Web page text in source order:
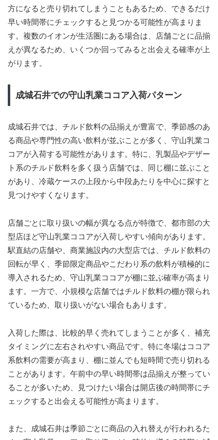
方になると売り切れてしまうこともあるため、できるだけ
早い時間帯にチェックすると見つかる可能性が高まりま
す。複数のイオンが生活圏にある場合は、店舗ごとに品揃
えが異なるため、いくつか回ってみると出会える確率が上
がります。
成城石井での守山乳業ココア入荷パターン
成城石井では、チルド飲料の品揃えが豊富で、季節感のあ
る商品や専門性の高い飲料が並ぶことが多く、守山乳業コ
コアが入荷する可能性があります。特に、乳製品やデザー
ト系のチルド飲料を多く扱う店舗では、同じ棚に並ぶこと
があり、冷蔵ケースの上段から中段あたりを中心に探すと
見つけやすくなります。
店舗ごとに取り扱いの幅が異なる点が特徴で、都市部の大
型店ほど守山乳業ココアが入荷しやすい傾向があります。
駅直結の店舗や、商業施設内の大型店では、チルド飲料の
回転が早く、季節限定商品やこだわり系の飲料が積極的に
導入されるため、守山乳業ココアが棚に並ぶ確率が高まり
ます。一方で、小規模な店舗ではチルド飲料の棚が限られ
ているため、取り扱いがない場合もあります。
入荷した際は、比較的早く売れてしまうことが多く、補充
タイミングに左右されやすい商品です。特に冬場はココア
系飲料の需要が高まり、棚に並んでも短時間で売り切れる
ことがあります。午前中の早い時間帯は品揃えが整ってい
ることが多いため、見つけたい場合は開店後の時間帯にチ
ェックすると出会える可能性が高まります。
また、成城石井は季節ごとに商品の入れ替えが行われるた